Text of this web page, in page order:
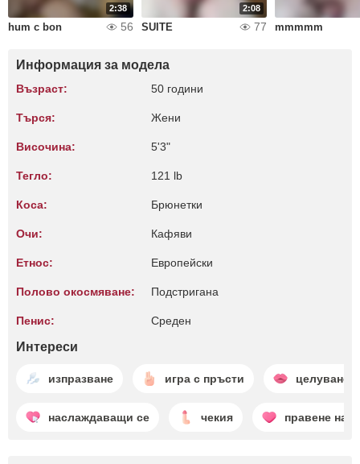
2:38
hum c bon 56
2:08
SUITE 77 mmmmm
Информация за модела
Възраст: 50 години
Търся: Жени
Височина: 5'3"
Тегло: 121 lb
Коса: Брюнетки
Очи: Кафяви
Етнос: Европейски
Полово окосмяване: Подстригана
Пенис: Среден
Интереси
изпразване игра с пръсти целуване
наслаждаващи се чекия правене на